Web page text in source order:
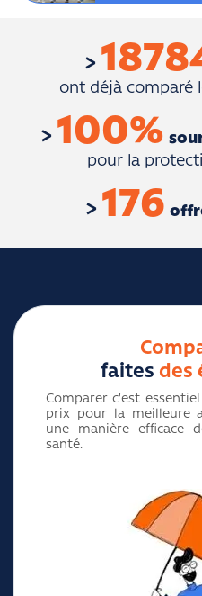
ont déjà comparé
100%
pour la
176
faites des
Comparer c'est
prix pour la meilleure
une manière efficace
santé.